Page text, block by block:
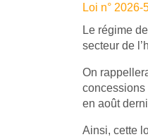
Loi n°
Le régime
secteur de
On
concessions
en août
Ainsi, cette